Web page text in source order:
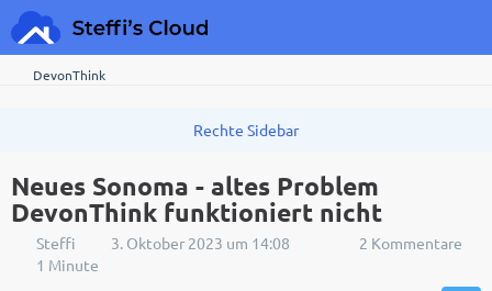
DevonThink
Neues Sonoma - altes Problem
DevonThink funktioniert nicht
Steffi 3. Oktober 2023 um 14:08
2 Kommentare
1 Minute